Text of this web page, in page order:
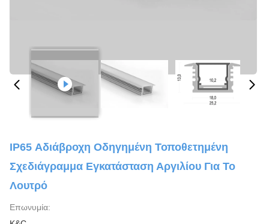
IP65 Αδιάβροχη Οδηγημένη Τοποθετημένη
Σχεδιάγραμμα Εγκατάσταση Αργιλίου Για Το
Λουτρό
Επωνυμία: